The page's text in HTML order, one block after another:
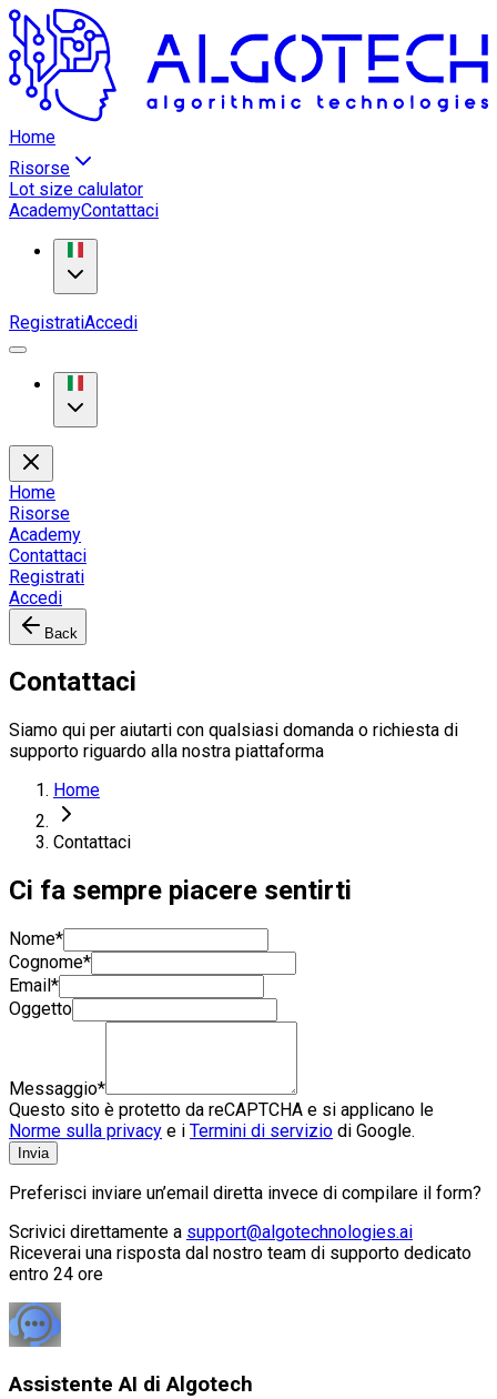
Home
Risorse
Lot size calulator
AcademyContattaci
RegistratiAccedi
Home
Risorse
Academy
Contattaci
Registrati
Accedi
Back
Contattaci
Siamo qui per aiutarti con qualsiasi domanda o richiesta di
supporto riguardo alla nostra piattaforma
Home
Contattaci
Ci fa sempre piacere sentirti
Nome*
Cognome*
Email*
Oggetto
Messaggio*
Questo sito è protetto da reCAPTCHA e si applicano le
Norme sulla privacy e i Termini di servizio di Google.
Invia
Preferisci inviare un’email diretta invece di compilare il form?
Scrivici direttamente a support@algotechnologies.ai
Riceverai una risposta dal nostro team di supporto dedicato
entro 24 ore
Assistente AI di Algotech